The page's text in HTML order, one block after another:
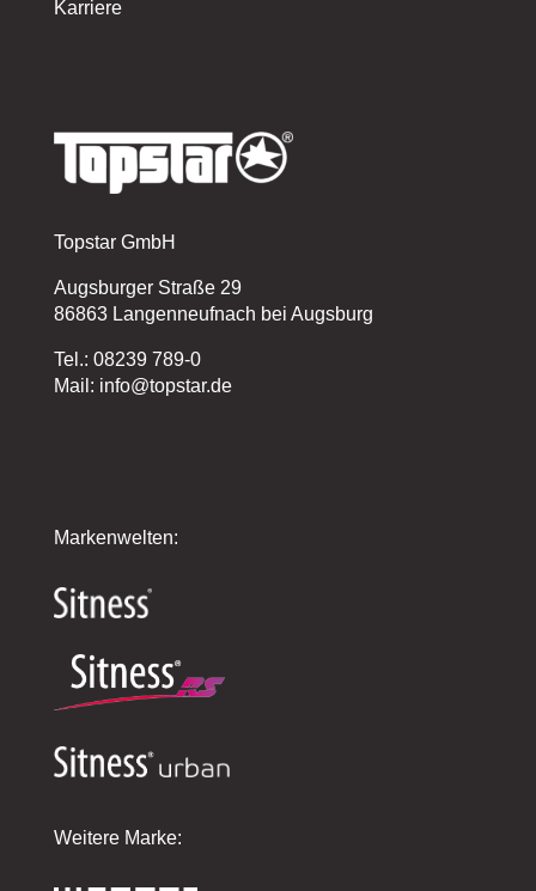
Karriere
Topstar GmbH
Augsburger Straße 29
86863 Langenneufnach bei Augsburg
Tel.: 08239 789-0
Mail: info@topstar.de
Markenwelten:
Weitere Marke: